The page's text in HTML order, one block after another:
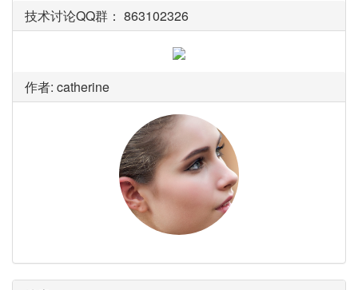
技术讨论QQ群： 863102326
作者: catherine